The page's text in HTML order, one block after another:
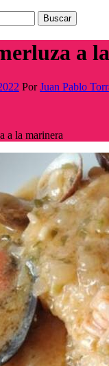
a
PorJuan Pablo
a la marinera